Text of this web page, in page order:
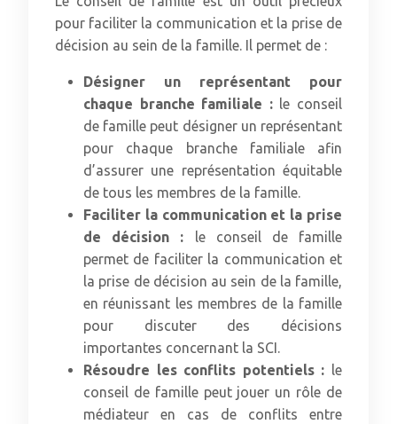
pour faciliter la communication et la prise de
décision au sein de la famille. Il permet de :
Désigner un représentant pour
chaque branche familiale : le conseil
de famille peut désigner un représentant
pour chaque branche familiale afin
d’assurer une représentation équitable
de tous les membres de la famille.
Faciliter la communication et la prise
de décision : le conseil de famille
permet de faciliter la communication et
la prise de décision au sein de la famille,
en réunissant les membres de la famille
pour discuter des décisions
importantes concernant la SCI.
Résoudre les conflits potentiels : le
conseil de famille peut jouer un rôle de
médiateur en cas de conflits entre